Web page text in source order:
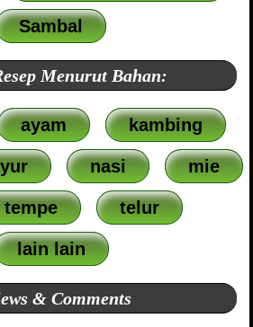
Sambal
Menurut Bahan:
ayam kambing
nasi mie
telur
lain lain
& Comments